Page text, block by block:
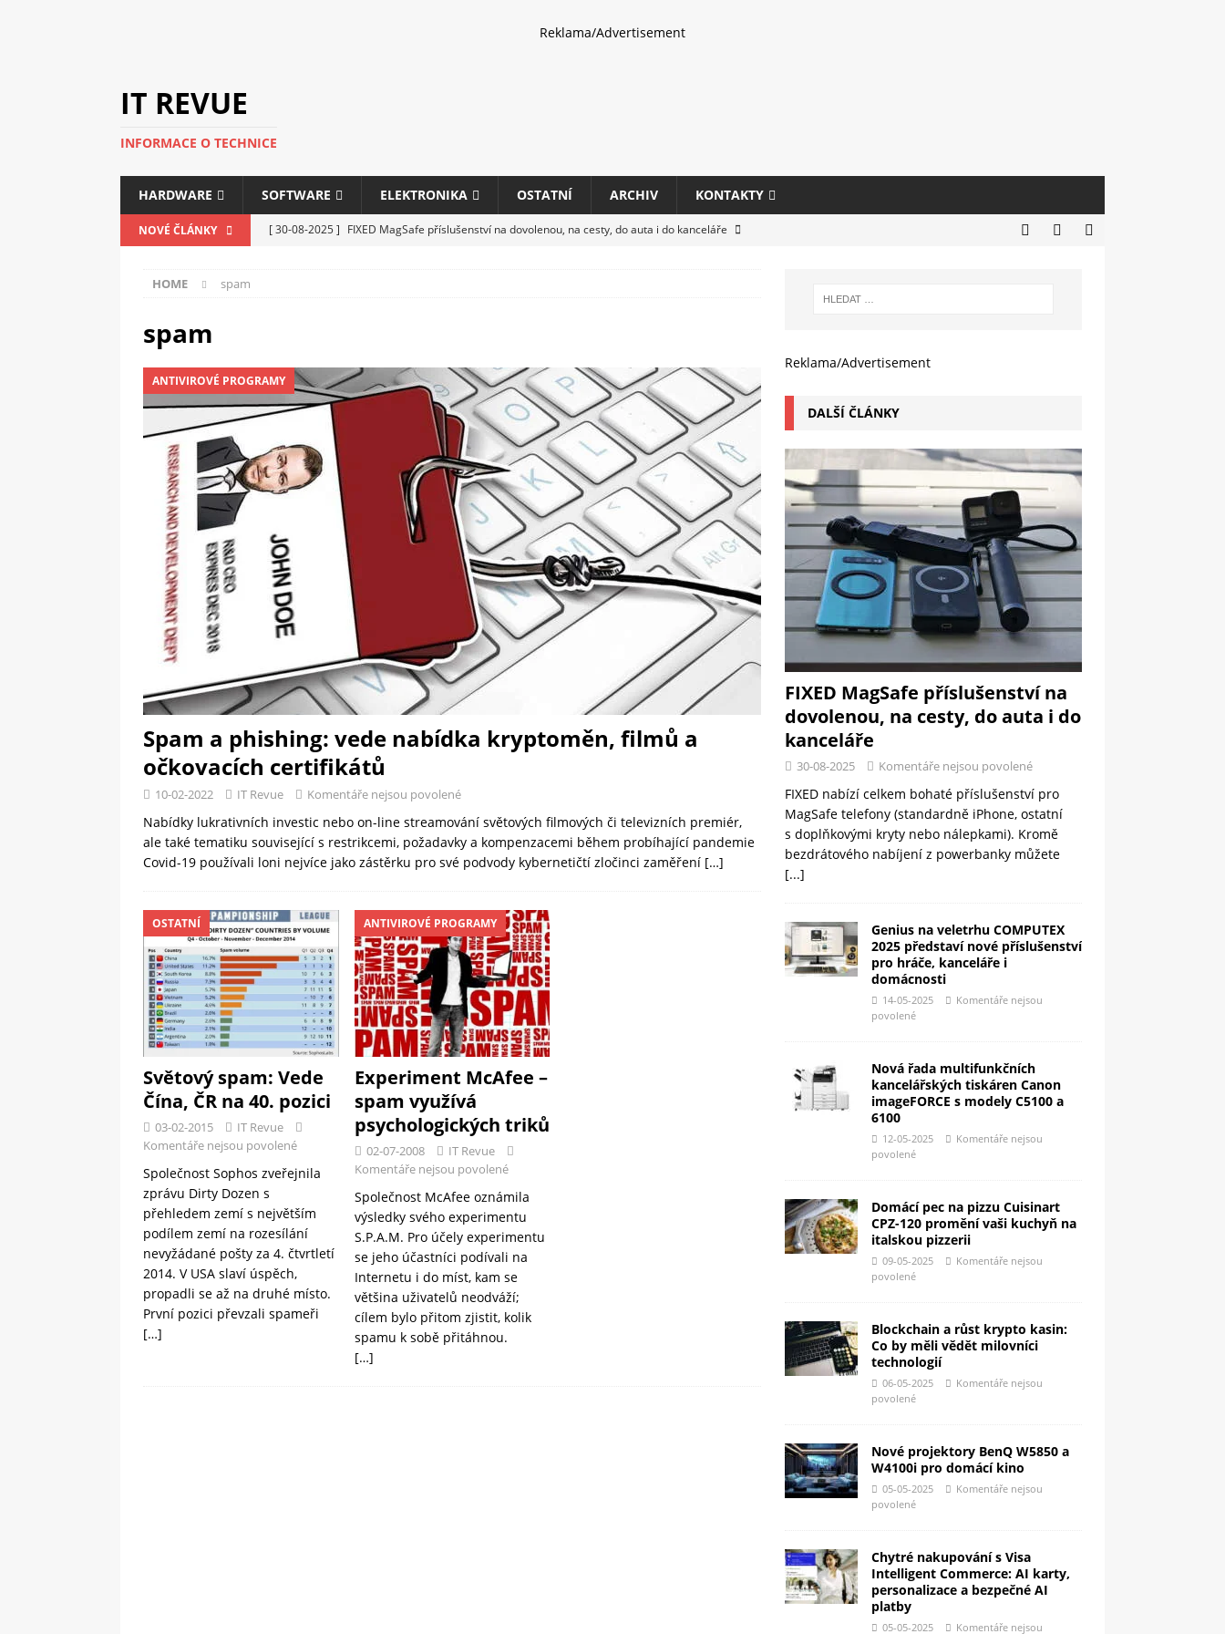
Reklama/Advertisement
IT REVUE
INFORMACE O TECHNICE
HARDWARE SOFTWARE ELEKTRONIKA OSTATNÍ ARCHIV KONTAKTY
NOVÉ ČLÁNKY [ 30-08-2025 ] FIXED MagSafe příslušenství na dovolenou, na cesty, do auta i do kanceláře
C5100 a 6100
PERIFERIE
[ 09-05-2025 ]
Domácí pec na pizzu Cuisinart CPZ-120 promění vaši kuchyň na italskou pizzerii
OSTATNÍ
[ 06-05-2025 ]
Blockchain a růst krypto kasin: Co by měli vědět milovníci technologií
HOME spam
spam
ANTIVIROVÉ PROGRAMY
Spam a phishing: vede nabídka kryptoměn, filmů a
očkovacích certifikátů
10-02-2022 IT Revue Komentáře nejsou povolené
Nabídky lukrativních investic nebo on-line streamování světových filmových či televizních premiér,
ale také tematiku související s restrikcemi, požadavky a kompenzacemi během probíhající pandemie
Covid-19 používali loni nejvíce jako zástěrku pro své podvody kybernetičtí zločinci zaměření […]
OSTATNÍ
Světový spam: Vede
Čína, ČR na 40. pozici
03-02-2015
IT Revue
Komentáře nejsou povolené
Společnost Sophos zveřejnila
zprávu Dirty Dozen s
přehledem zemí s největším
podílem zemí na rozesílání
nevyžádané pošty za 4. čtvrtletí
2014. V USA slaví úspěch,
propadli se až na druhé místo.
První pozici převzali spameři
[…]
ANTIVIROVÉ PROGRAMY
Experiment McAfee –
spam využívá
psychologických triků
02-07-2008
IT Revue
Komentáře nejsou povolené
Společnost McAfee oznámila
výsledky svého experimentu
S.P.A.M. Pro účely experimentu
se jeho účastníci podívali na
Internetu i do míst, kam se
většina uživatelů neodváží;
cílem bylo přitom zjistit, kolik
spamu k sobě přitáhnou.
[…]
Reklama/Advertisement
DALŠÍ ČLÁNKY
FIXED MagSafe příslušenství na
dovolenou, na cesty, do auta i do
kanceláře
30-08-2025 Komentáře nejsou povolené
FIXED nabízí celkem bohaté příslušenství pro
MagSafe telefony (standardně iPhone, ostatní
s doplňkovými kryty nebo nálepkami). Kromě
bezdrátového nabíjení z powerbanky můžete
[...]
Genius na veletrhu COMPUTEX
2025 představí nové příslušenství
pro hráče, kanceláře i
domácnosti
14-05-2025
Komentáře nejsou
povolené
Nová řada multifunkčních
kancelářských tiskáren Canon
imageFORCE s modely C5100 a
6100
12-05-2025
Komentáře nejsou
povolené
Domácí pec na pizzu Cuisinart
CPZ-120 promění vaši kuchyň na
italskou pizzerii
09-05-2025
Komentáře nejsou
povolené
Blockchain a růst krypto kasin:
Co by měli vědět milovníci
technologií
06-05-2025
Komentáře nejsou
povolené
Nové projektory BenQ W5850 a
W4100i pro domácí kino
05-05-2025
Komentáře nejsou
povolené
Chytré nakupování s Visa
Intelligent Commerce: AI karty,
personalizace a bezpečné AI
platby
05-05-2025 Komentáře nejsou